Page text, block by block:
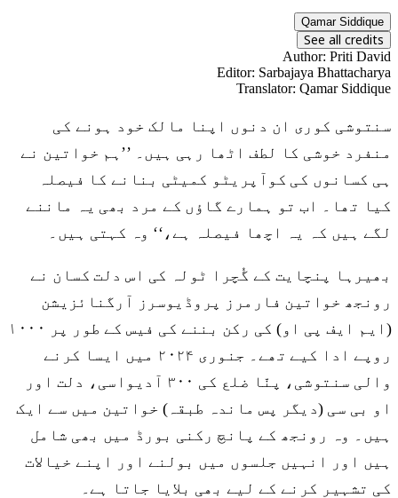
Qamar Siddique
See all credits
Author: Priti David
Editor: Sarbajaya Bhattacharya
Translator: Qamar Siddique
سنتوشی کوری ان دنوں اپنا مالک خود ہونے کی
منفرد خوشی کا لطف اٹھا رہی ہیں۔ ’’ہم خواتین نے
ہی کسانوں کی کوآپریٹو کمیٹی بنانے کا فیصلہ
کیا تھا۔ اب تو ہمارے گاؤں کے مرد بھی یہ ماننے
لگے ہیں کہ یہ اچھا فیصلہ ہے،‘‘ وہ کہتی ہیں۔
بھیرہا پنچایت کے گُچرا ٹولہ کی اس دلت کسان نے
رونجھ خواتین فارمرز پروڈیوسرز آرگنائزیشن
(ایم ایف پی او) کی رکن بننے کی فیس کے طور پر ۱۰۰۰
روپے ادا کیے تھے۔ جنوری ۲۰۲۴ میں ایسا کرنے
والی سنتوشی، پنّا ضلع کی ۳۰۰ آدیواسی، دلت اور
او بی سی (دیگر پس ماندہ طبقہ) خواتین میں سے ایک
ہیں۔ وہ رونجھ کے پانچ رکنی بورڈ میں بھی شامل
ہیں اور انہیں جلسوں میں بولنے اور اپنے خیالات
کی تشہیر کرنے کے لیے بھی بلایا جاتا ہے۔